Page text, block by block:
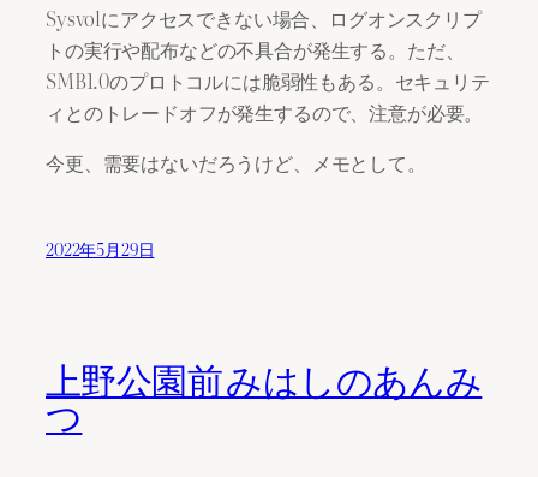
Sysvolにアクセスできない場合、ログオンスクリプ
トの実行や配布などの不具合が発生する。ただ、
SMB1.0のプロトコルには脆弱性もある。セキュリテ
ィとのトレードオフが発生するので、注意が必要。
今更、需要はないだろうけど、メモとして。
2022年5月29日
上野公園前 みはしのあんみ
つ